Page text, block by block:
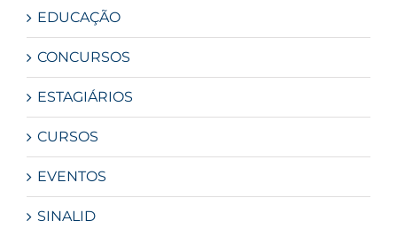
EDUCAÇÃO
CONCURSOS
ESTAGIÁRIOS
CURSOS
EVENTOS
SINALID